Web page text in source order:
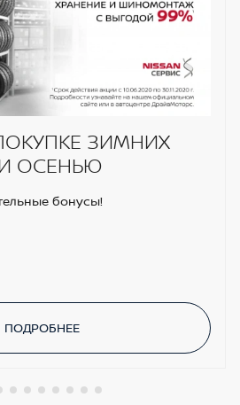
ЗИМНИХ
ОСЕНЬЮ
бонусы!
ПОДРОБНЕЕ